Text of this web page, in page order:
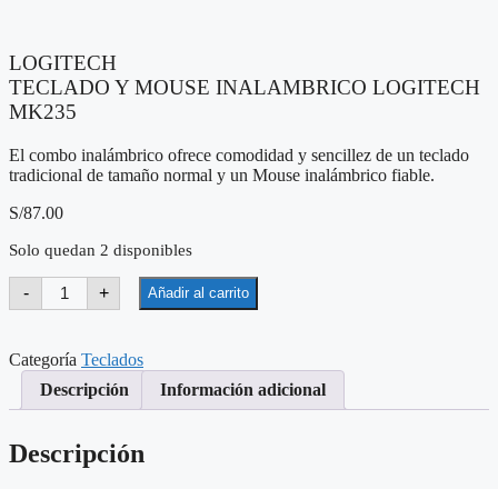
LOGITECH
TECLADO Y MOUSE INALAMBRICO LOGITECH
MK235
El combo inalámbrico ofrece comodidad y sencillez de un teclado
tradicional de tamaño normal y un Mouse inalámbrico fiable.
S/87.00
Solo quedan 2 disponibles
-
LOGITECH
TECLADO
INALAMBRICO
LOGITECH
MK235
cantidad
+ Añadir al carrito
Categoría Teclados
Descripción
Información adicional
Descripción